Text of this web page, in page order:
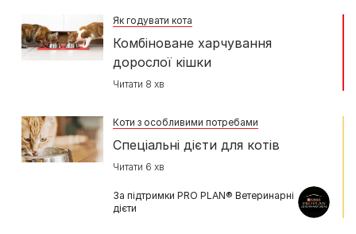
Як годувати кота
Комбіноване харчування
дорослої кішки
Читати 8 хв
Коти з особливими потребами
Спеціальні дієти для котів
Читати 6 хв
За підтримки PRO PLAN® Ветеринарні
дієти